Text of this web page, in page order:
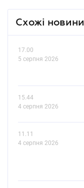
Схожі новини
17.00
5 серпня 2026
15.44
4 серпня 2026
11.11
4 серпня 2026